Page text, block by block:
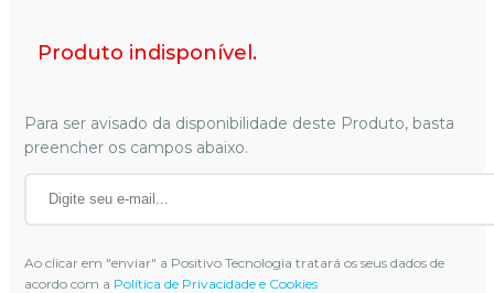
Produto indisponível.
Para ser avisado da disponibilidade deste Produto, basta
preencher os campos abaixo.
Ao clicar em "enviar" a Positivo Tecnologia tratará os seus dados de
acordo com a Política de Privacidade e Cookies